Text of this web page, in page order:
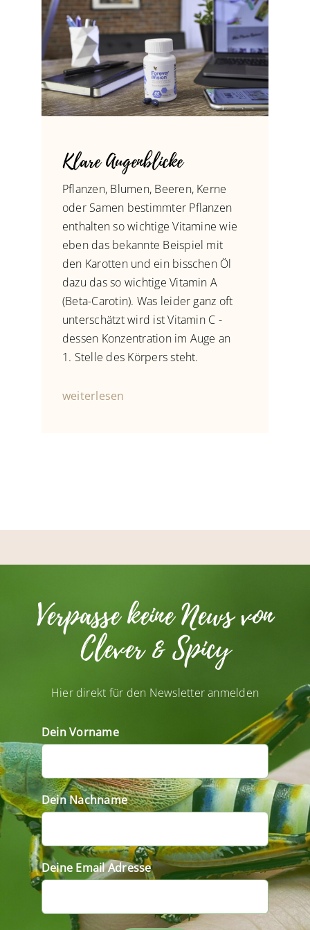
Klare Augenblicke
Pflanzen, Blumen, Beeren, Kerne
oder Samen bestimmter Pflanzen
enthalten so wichtige Vitamine wie
eben das bekannte Beispiel mit
den Karotten und ein bisschen Öl
dazu das so wichtige Vitamin A
(Beta-Carotin). Was leider ganz oft
unterschätzt wird ist Vitamin C -
dessen Konzentration im Auge an
1. Stelle des Körpers steht.
weiterlesen
Verpasse keine News von
Clever & Spicy
Hier direkt für den Newsletter anmelden
Dein Vorname
Dein Nachname
Deine Email Adresse